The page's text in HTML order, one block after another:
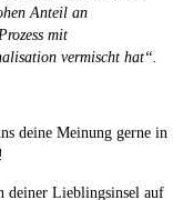
Anteil an
mit
vermischt hat“.
deine Meinung gerne in
deiner Lieblingsinsel auf